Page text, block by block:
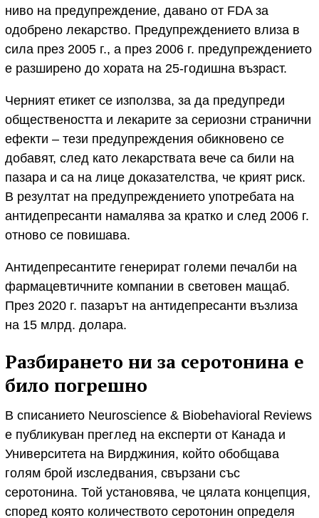
ниво на предупреждение, давано от FDA за
одобрено лекарство. Предупреждението влиза в
сила през 2005 г., а през 2006 г. предупреждението
е разширено до хората на 25-годишна възраст.
Черният етикет се използва, за да предупреди
обществеността и лекарите за сериозни странични
ефекти – тези предупреждения обикновено се
добавят, след като лекарствата вече са били на
пазара и са на лице доказателства, че крият риск.
В резултат на предупреждението употребата на
антидепресанти намалява за кратко и след 2006 г.
отново се повишава.
Антидепресантите генерират големи печалби на
фармацевтичните компании в световен мащаб.
През 2020 г. пазарът на антидепресанти възлиза
на 15 млрд. долара.
Разбирането ни за серотонина е
било погрешно
В списанието Neuroscience & Biobehavioral Reviews
е публикуван преглед на експерти от Канада и
Университета на Вирджиния, който обобщава
голям брой изследвания, свързани със
серотонина. Той установява, че цялата концепция,
според която количеството серотонин определя